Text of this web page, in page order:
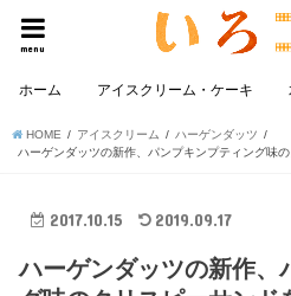
menu
ホーム アイスクリーム・ケーキ
HOME アイスクリーム
ハーゲンダッツ
ハーゲンダッツの新作、パンプキンプティング味
2017.10.15 2019.09.17
ハーゲンダッツの新作、